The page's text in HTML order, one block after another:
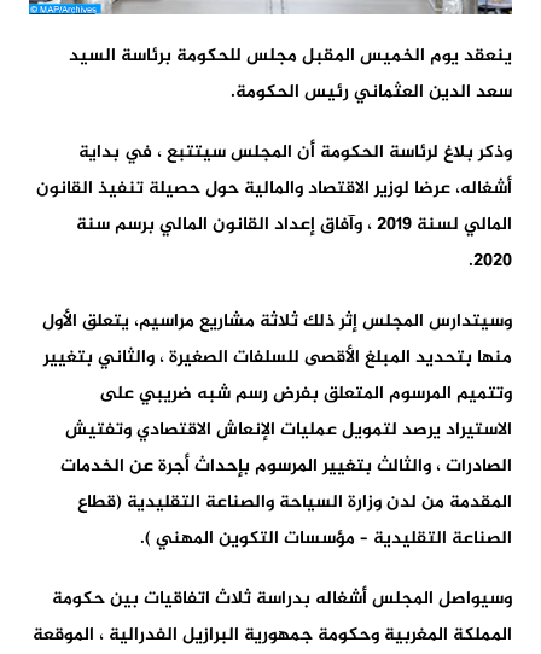
ينعقد يوم الخميس المقبل مجلس للحكومة برئاسة السيد
سعد الدين العثماني رئيس الحكومة.
وذكر بلاغ لرئاسة الحكومة أن المجلس سيتتبع ، في بداية
أشغاله، عرضا لوزير الاقتصاد والمالية حول حصيلة تنفيذ القانون
المالي لسنة 2019 ، وآفاق إعداد القانون المالي برسم سنة
2020.
وسيتدارس المجلس إثر ذلك ثلاثة مشاريع مراسيم، يتعلق الأول
منها بتحديد المبلغ الأقصى للسلفات الصغيرة ، والثاني بتغيير
وتتميم المرسوم المتعلق بفرض رسم شبه ضريبي على
الاستيراد يرصد لتمويل عمليات الإنعاش الاقتصادي وتفتيش
الصادرات ، والثالث بتغيير المرسوم بإحداث أجرة عن الخدمات
المقدمة من لدن وزارة السياحة والصناعة التقليدية (قطاع
الصناعة التقليدية – مؤسسات التكوين المهني ).
وسيواصل المجلس أشغاله بدراسة ثلاث اتفاقيات بين حكومة
المملكة المغربية وحكومة جمهورية البرازيل الفدرالية ، الموقعة